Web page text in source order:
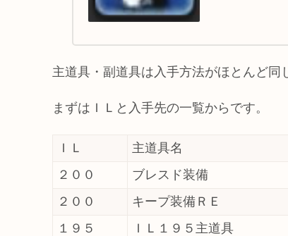
主道具・副道具は入手方法がほとんど同
まずはＩＬと入手先の一覧からです。
ＩＬ 主道具名
２００
ブレスド装備
２００
キープ装備ＲＥ
１９５
ＩＬ１９５主道具